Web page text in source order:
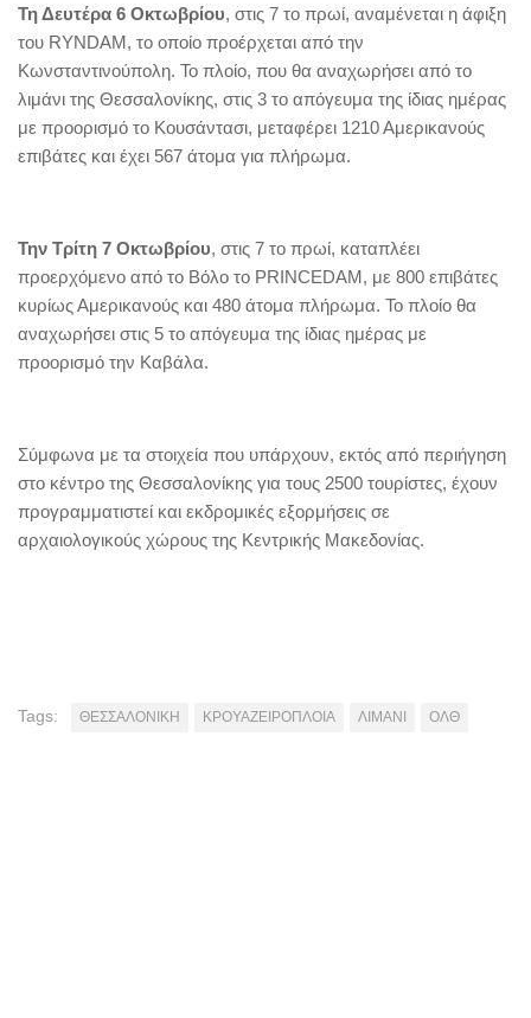
Τη Δευτέρα 6 Οκτωβρίου, στις 7 το πρωί, αναμένεται η άφιξη
του RYNDAM, το οποίο προέρχεται από την
Κωνσταντινούπολη. Το πλοίο, που θα αναχωρήσει από το
λιμάνι της Θεσσαλονίκης, στις 3 το απόγευμα της ίδιας ημέρας
με προορισμό το Κουσάντασι, μεταφέρει 1210 Αμερικανούς
επιβάτες και έχει 567 άτομα για πλήρωμα.
Την Τρίτη 7 Οκτωβρίου, στις 7 το πρωί, καταπλέει
προερχόμενο από το Βόλο το PRINCEDAM, με 800 επιβάτες
κυρίως Αμερικανούς και 480 άτομα πλήρωμα. Το πλοίο θα
αναχωρήσει στις 5 το απόγευμα της ίδιας ημέρας με
προορισμό την Καβάλα.
Σύμφωνα με τα στοιχεία που υπάρχουν, εκτός από περιήγηση
στο κέντρο της Θεσσαλονίκης για τους 2500 τουρίστες, έχουν
προγραμματιστεί και εκδρομικές εξορμήσεις σε
αρχαιολογικούς χώρους της Κεντρικής Μακεδονίας.
Tags: ΘΕΣΣΑΛΟΝΙΚΗ ΚΡΟΥΑΖΕΙΡΟΠΛΟΙΑ ΛΙΜΑΝΙ ΟΛΘ